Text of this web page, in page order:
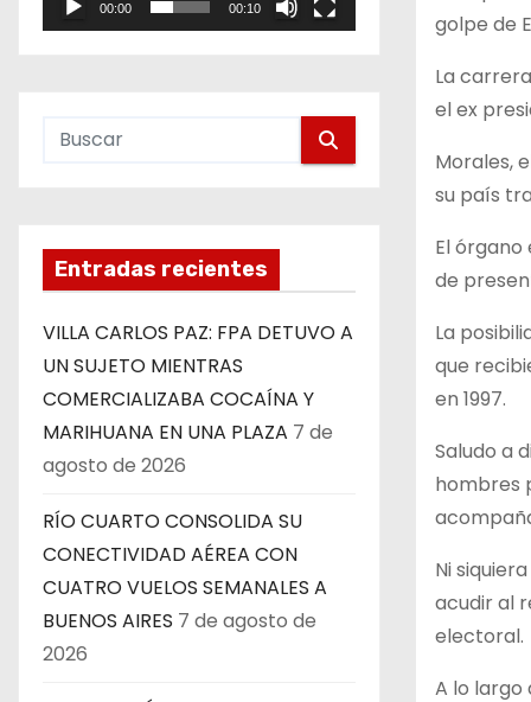
00:00 00:10
Entradas recientes
VILLA CARLOS PAZ: FPA DETUVO A
UN SUJETO MIENTRAS
COMERCIALIZABA COCAÍNA Y
MARIHUANA EN UNA PLAZA 7 de
agosto de 2026
RÍO CUARTO CONSOLIDA SU
CONECTIVIDAD AÉREA CON
CUATRO VUELOS SEMANALES A
BUENOS AIRES 7 de agosto de
2026
golpe de
La
el ex
Morales,
su país
El
de
La
que
en 1997.
Saludo a
hombres
Ni
acudir al
electoral.
A lo largo